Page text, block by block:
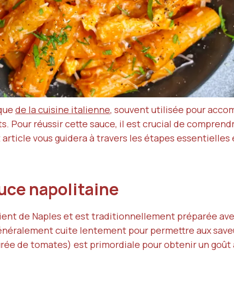
de la cuisine italienne, souvent utilisée pour
Pour réussir cette sauce, il est crucial de
vous guidera à travers les étapes essentielles
napolitaine
de Naples et est traditionnellement préparée
cuite lentement pour permettre aux
de tomates) est primordiale pour obtenir un